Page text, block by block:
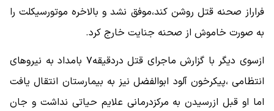
فراراز صحنه قتل روشن کند،موفق نشد و بالاخره موتورسیکلت را
به صورت خاموش از صحنه جنایت خارج کرد.
ازسوی دیگر با گزارش ماجرای قتل دردقیقه۷ بامداد به نیروهای
انتظامی ،پیکرخون آلود ابوالفضل نیز به بیمارستان انتقال یافت
اما او قبل ازرسیدن به مرکزدرمانی علایم حیاتی نداشت و جان